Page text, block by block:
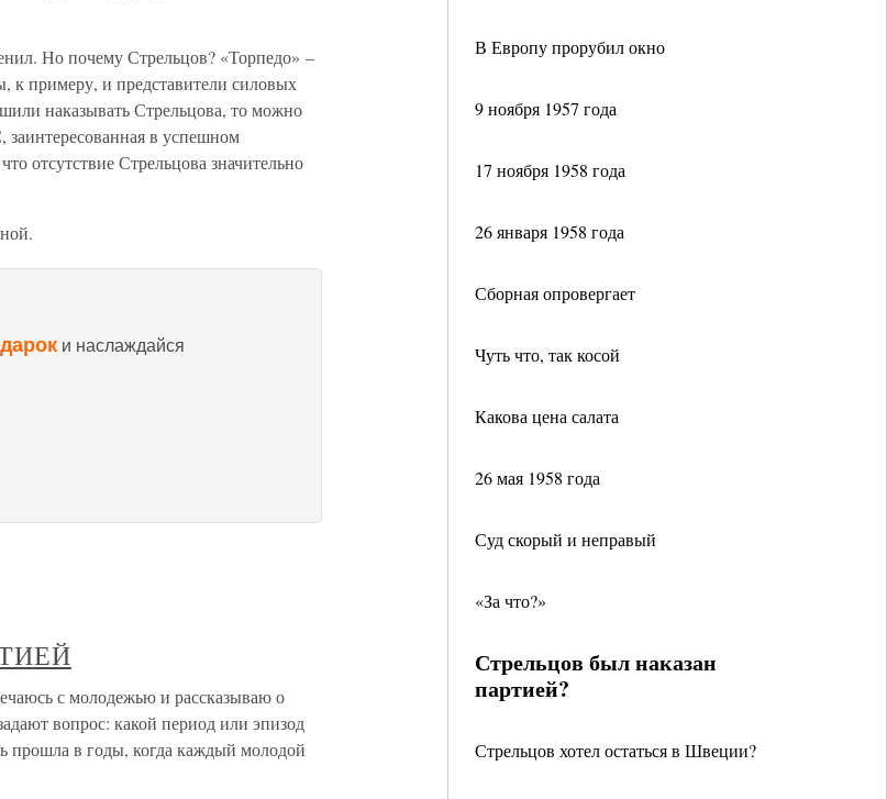
В Европу прорубил окно
9 ноября 1957 года
17 ноября 1958 года
26 января 1958 года
Сборная опровергает
Чуть что, так косой
Какова цена салата
26 мая 1958 года
Суд скорый и неправый
«За что?»
Стрельцов был наказан
партией?
Стрельцов хотел остаться в Швеции?
Но почему Стрельцов? «Торпедо» –
к примеру, и представители силовых
наказывать Стрельцова, то можно
в успешном
отсутствие Стрельцова значительно
и наслаждайся
с молодежью и рассказываю о
вопрос: какой период или эпизод
прошла в годы, когда каждый молодой